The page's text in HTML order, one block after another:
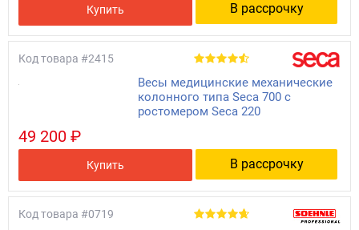
Купить В рассрочку
Код товара #2415
Весы медицинские механические
колонного типа Seca 700 с
ростомером Seca 220
49 200 ₽
Купить В рассрочку
Код товара #0719